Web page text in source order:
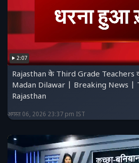
2:07
Rajasthan के Third Grade Teachers
Madan Dilawar | Breaking News |
Rajasthan
अगस्त 06, 2026 23:37 pm IST